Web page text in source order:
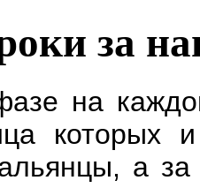
за
на
которых
а